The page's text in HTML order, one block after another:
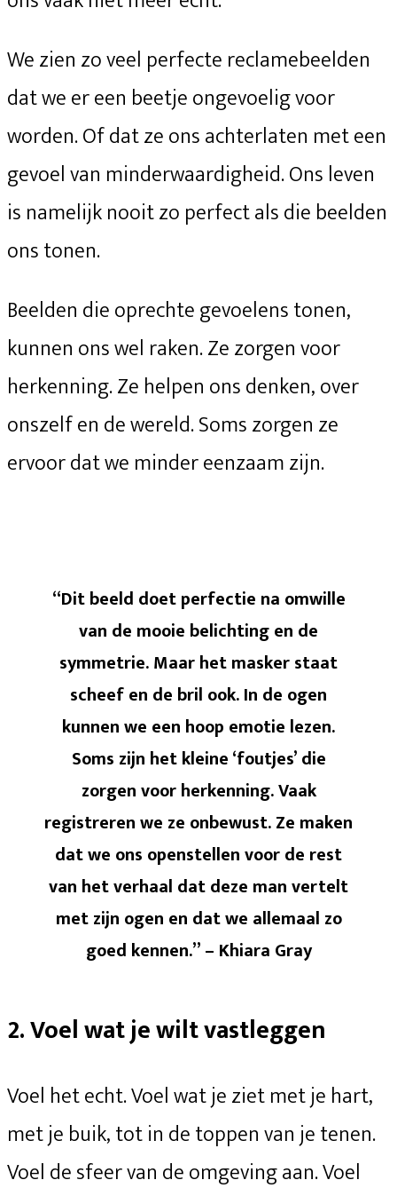
We zien zo veel perfecte reclamebeelden
dat we er een beetje ongevoelig voor
worden. Of dat ze ons achterlaten met een
gevoel van minderwaardigheid. Ons leven
is namelijk nooit zo perfect als die beelden
ons tonen.
Beelden die oprechte gevoelens tonen,
kunnen ons wel raken. Ze zorgen voor
herkenning. Ze helpen ons denken, over
onszelf en de wereld. Soms zorgen ze
ervoor dat we minder eenzaam zijn.
“Dit beeld doet perfectie na omwille
van de mooie belichting en de
symmetrie. Maar het masker staat
scheef en de bril ook. In de ogen
kunnen we een hoop emotie lezen.
Soms zijn het kleine ‘foutjes’ die
zorgen voor herkenning. Vaak
registreren we ze onbewust. Ze maken
dat we ons openstellen voor de rest
van het verhaal dat deze man vertelt
met zijn ogen en dat we allemaal zo
goed kennen.” – Khiara Gray
2. Voel wat je wilt vastleggen
Voel het echt. Voel wat je ziet met je hart,
met je buik, tot in de toppen van je tenen.
Voel de sfeer van de omgeving aan. Voel